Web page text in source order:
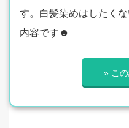
す。白髪染めはしたく
内容です☻
» こ